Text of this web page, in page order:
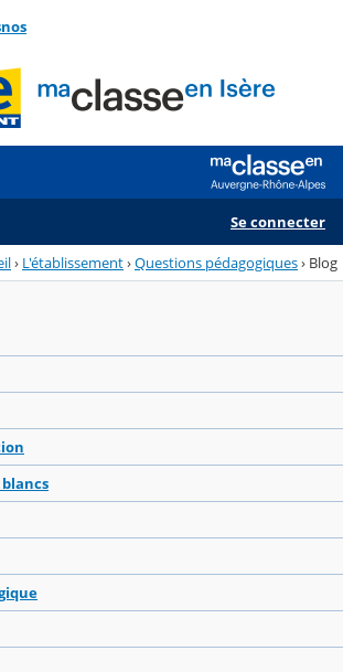
Se connecter
› L'établissement›Questions pédagogiques› Blog
blancs